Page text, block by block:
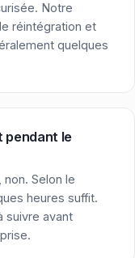
Notre
réintégration et
quelques
pendant le
Selon le
heures suffit.
suivre avant